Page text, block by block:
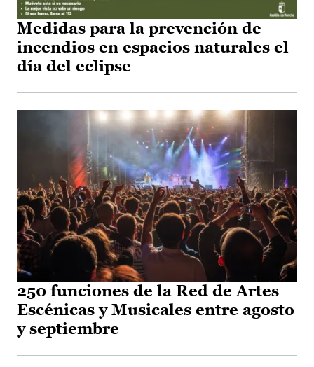
Medidas para la prevención de
incendios en espacios naturales el
día del eclipse
250 funciones de la Red de Artes
Escénicas y Musicales entre agosto
y septiembre